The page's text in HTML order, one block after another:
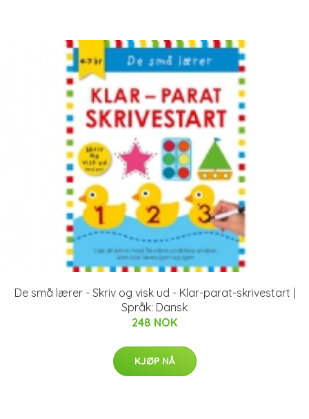
De små lærer - Skriv og visk ud - Klar-parat-skrivestart |
Språk: Dansk
248 NOK
KJØP NÅ